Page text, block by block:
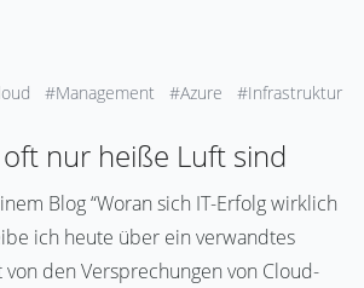
#Management #Azure #Infrastruktur
nur heiße Luft sind
Blog “Woran sich IT-Erfolg wirklich
ich heute über ein verwandtes
von den Versprechungen von Cloud-